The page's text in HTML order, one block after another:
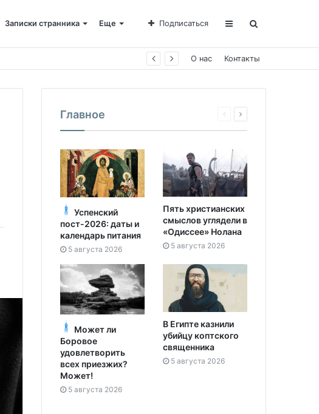
Записки странника Еще Подписаться
О нас Контакты
Главное
Успенский
пост-2026: даты и
календарь питания
5 августа 2026
Пять христианских
смыслов углядели в
«Одиссее» Нолана
5 августа 2026
Может ли
Боровое
удовлетворить
всех приезжих?
Может!
5 августа 2026
В Египте казнили
убийцу коптского
священника
5 августа 2026